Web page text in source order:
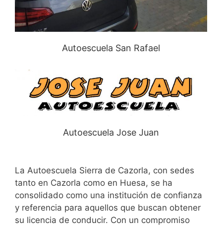
Autoescuela San Rafael
Autoescuela Jose Juan
La Autoescuela Sierra de Cazorla, con sedes
tanto en Cazorla como en Huesa, se ha
consolidado como una institución de confianza
y referencia para aquellos que buscan obtener
su licencia de conducir. Con un compromiso